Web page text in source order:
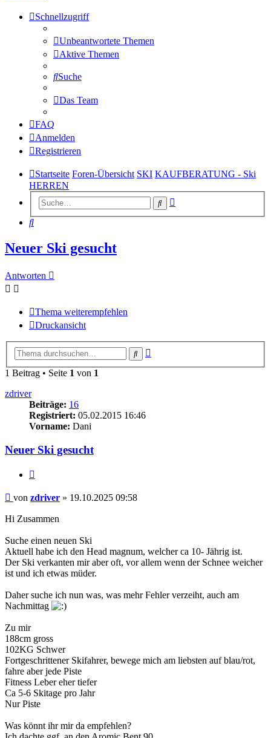
Schnellzugriff
Unbeantwortete Themen
Aktive Themen
Suche
Das Team
FAQ
Anmelden
Registrieren
Startseite Foren-Übersicht SKI KAUFBERATUNG - Ski
HERREN
Suche
Suche
Neuer Ski gesucht
Antworten
Thema weiterempfehlen
Druckansicht
Suche
1 Beitrag • Seite 1 von 1
zdriver
Beiträge: 16
Registriert: 05.02.2015 16:46
Vorname: Dani
Neuer Ski gesucht
Beitrag
von zdriver » 19.10.2025 09:58
Hi Zusammen
Suche einen neuen Ski
Aktuell habe ich den Head magnum, welcher ca 10- Jährig ist.
Der Ski verkanten mir aber oft, vor allem wenn der Schnee weicher
ist und ich etwas müder.
Daher suche ich nun was, was mehr Fehler verzeiht, auch am
Nachmittag
Zu mir
188cm gross
102KG Schwer
Fortgeschrittener Skifahrer, bewege mich am liebsten auf blau/rot,
fahre aber jede Piste
Fitness Leber eher tiefer
Ca 5-6 Skitage pro Jahr
Nur Piste
Was könnt ihr mir da empfehlen?